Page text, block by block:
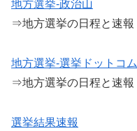
地方選挙-政治山
⇒地方選挙の日程と速報
地方選挙-選挙ドットコム
⇒地方選挙の日程と速報
選挙結果速報